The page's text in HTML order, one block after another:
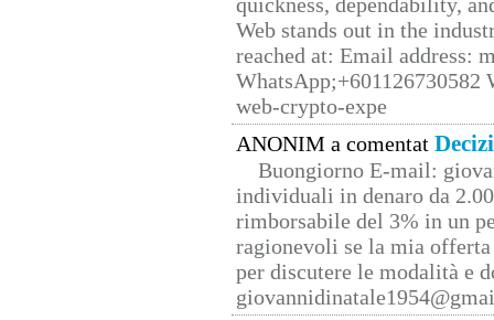
Web stands out in the
reached at: Email address:
web-crypto-expe
ANONIM a comentat
Buongiorno E-mail:
individuali in denaro da
rimborsabile del 3% in un
ragionevoli se la mia
per discutere le modalità e